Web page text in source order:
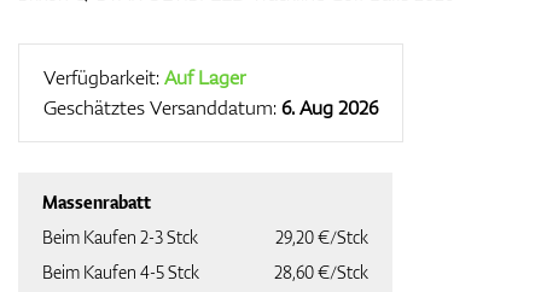
Verfügbarkeit:Auf Lager
Geschätztes Versanddatum:6. Aug 2026
Massenrabatt
Beim Kaufen 2-3 Stck
29,20 €/Stck
Beim Kaufen 4-5 Stck
28,60 €/Stck